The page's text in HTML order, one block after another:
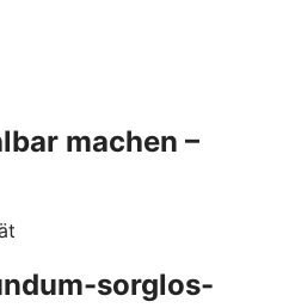
machen –
sorglos-